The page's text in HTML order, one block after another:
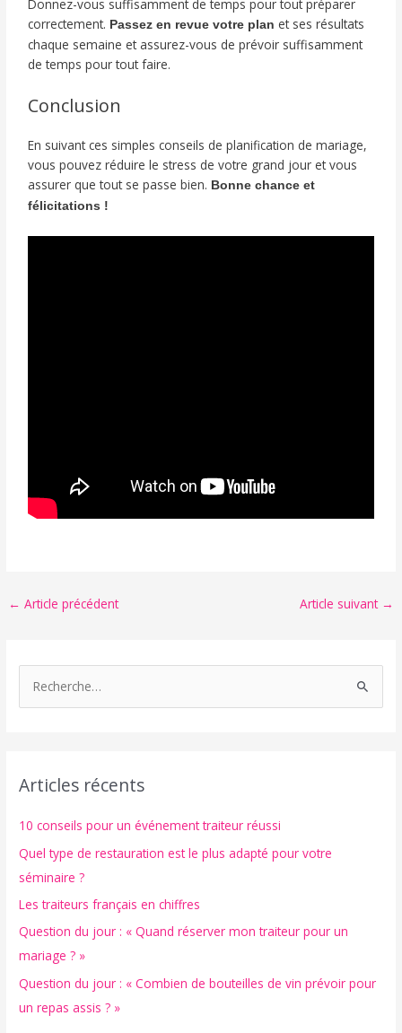
Donnez-vous suffisamment de temps pour tout préparer
correctement. Passez en revue votre plan et ses résultats
chaque semaine et assurez-vous de prévoir suffisamment
de temps pour tout faire.
Conclusion
En suivant ces simples conseils de planification de mariage,
vous pouvez réduire le stress de votre grand jour et vous
assurer que tout se passe bien. Bonne chance et
félicitations !
← Article précédent Article suivant →
e
e
c
h
e
r
:
Articles récents
10 conseils pour un événement traiteur réussi
Quel type de restauration est le plus adapté pour votre
séminaire ?
Les traiteurs français en chiffres
Question du jour : « Quand réserver mon traiteur pour un
mariage ? »
Question du jour : « Combien de bouteilles de vin prévoir pour
un repas assis ? »